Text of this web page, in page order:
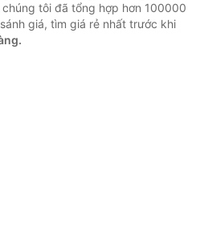
tôi đã tổng hợp hơn 100000
giá, tìm giá rẻ nhất trước khi